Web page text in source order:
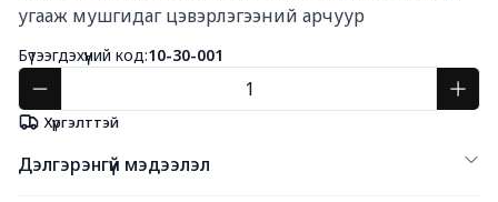
угааж мушгидаг цэвэрлэгээний арчуур
Бүтээгдэхүүний код:10-30-001
Хүргэлттэй
Дэлгэрэнгүй мэдээлэл